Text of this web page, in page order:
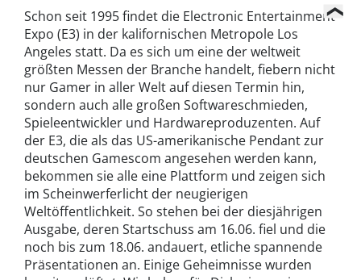
Schon seit 1995 findet die Electronic Entertainment
Expo (E3) in der kalifornischen Metropole Los
Angeles statt. Da es sich um eine der weltweit
größten Messen der Branche handelt, fiebern nicht
nur Gamer in aller Welt auf diesen Termin hin,
sondern auch alle großen Softwareschmieden,
Spieleentwickler und Hardwareproduzenten. Auf
der E3, die als das US-amerikanische Pendant zur
deutschen Gamescom angesehen werden kann,
bekommen sie alle eine Plattform und zeigen sich
im Scheinwerferlicht der neugierigen
Weltöffentlichkeit. So stehen bei der diesjährigen
Ausgabe, deren Startschuss am 16.06. fiel und die
noch bis zum 18.06. andauert, etliche spannende
Präsentationen an. Einige Geheimnisse wurden